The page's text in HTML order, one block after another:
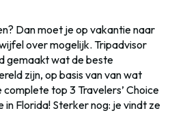
Dan moet je op vakantie naar
over mogelijk. Tripadvisor
gemaakt wat de beste
zijn, op basis van van wat
complete top 3 Travelers’ Choice
Florida! Sterker nog: je vindt ze